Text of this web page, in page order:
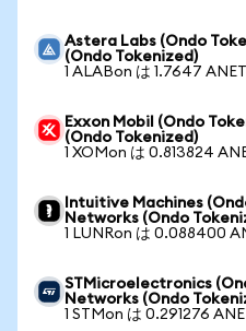
Astera Labs (Ondo
(Ondo Tokenized)
1 ALABon は 1.7647
Exxon Mobil (Ondo
(Ondo Tokenized)
1 XOMon は 0.813824
Intuitive Machines
Networks (Ondo
1 LUNRon は 0.088400
STMicroelectronics
Networks (Ondo
1 STMon は 0.291276